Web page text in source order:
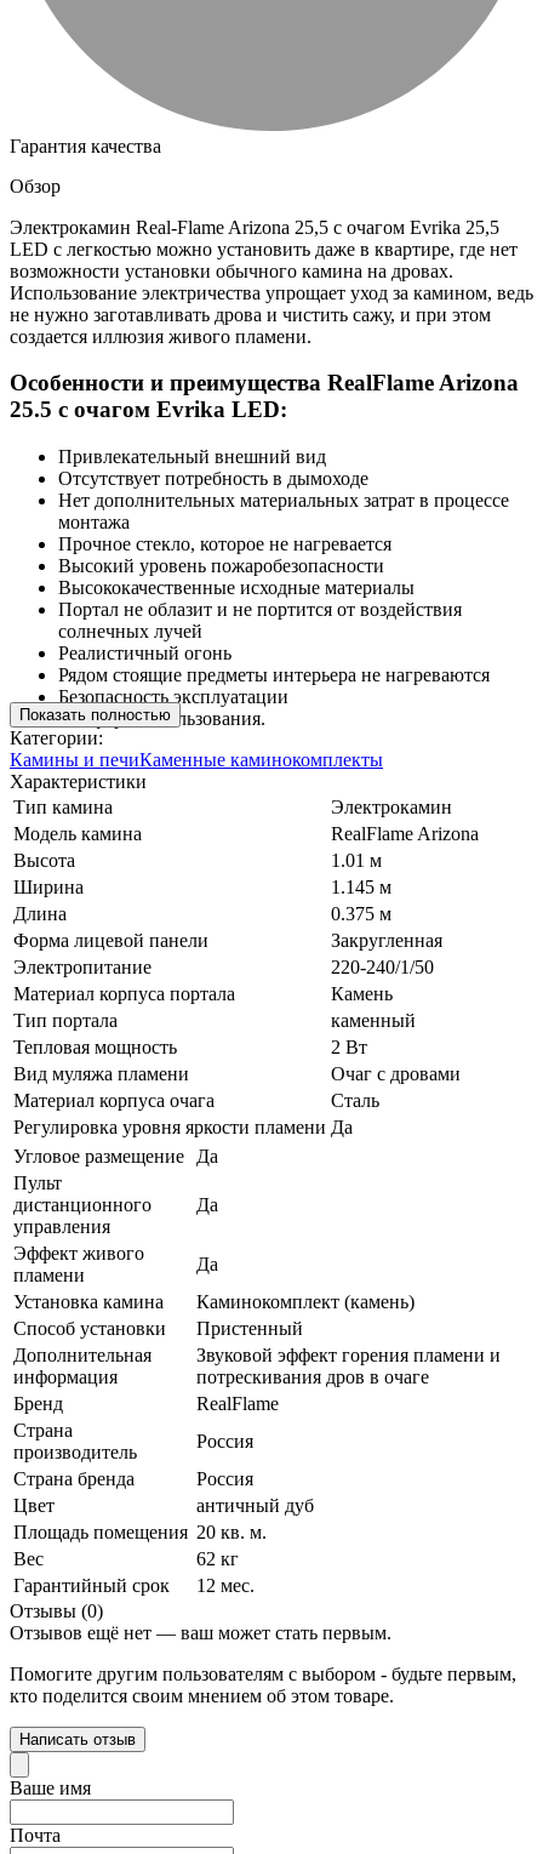
Гарантия качества
Обзор
Электрокамин Real-Flame Arizona 25,5 с очагом Evrika 25,5
LED с легкостью можно установить даже в квартире, где нет
возможности установки обычного камина на дровах.
Использование электричества упрощает уход за камином, ведь
не нужно заготавливать дрова и чистить сажу, и при этом
создается иллюзия живого пламени.
Особенности и преимущества RealFlame Arizona
25.5 с очагом Evrika LED:
Привлекательный внешний вид
Отсутствует потребность в дымоходе
Нет дополнительных материальных затрат в процессе
монтажа
Прочное стекло, которое не нагревается
Высокий уровень пожаробезопасности
Высококачественные исходные материалы
Портал не облазит и не портится от воздействия
солнечных лучей
Реалистичный огонь
Рядом стоящие предметы интерьера не нагреваются
Безопасность эксплуатации
Комфорт использования.
Показать полностью
Категории:
Камины и печиКаменные каминокомплекты
Характеристики
Тип камина
Электрокамин
Модель камина
RealFlame Arizona
Высота
1.01 м
Ширина
1.145 м
Длина
0.375 м
Форма лицевой панели
Закругленная
Электропитание
220-240/1/50
Материал корпуса портала
Камень
Тип портала
каменный
Тепловая мощность
2 Вт
Вид муляжа пламени
Очаг с дровами
Материал корпуса очага
Сталь
Регулировка уровня яркости пламени Да
Угловое размещение
Да
Пульт
дистанционного
управления
Да
Эффект живого
пламени
Да
Установка камина
Каминокомплект (камень)
Способ установки
Пристенный
Дополнительная
информация
Звуковой эффект горения пламени и
потрескивания дров в очаге
Бренд
RealFlame
Страна
производитель
Россия
Страна бренда
Россия
Цвет
античный дуб
Площадь помещения 20 кв. м.
Вес
62 кг
Гарантийный срок
12 мес.
Отзывы (0)
Отзывов ещё нет — ваш может стать первым.
Помогите другим пользователям с выбором - будьте первым,
кто поделится своим мнением об этом товаре.
Написать отзыв
Ваше имя
Почта